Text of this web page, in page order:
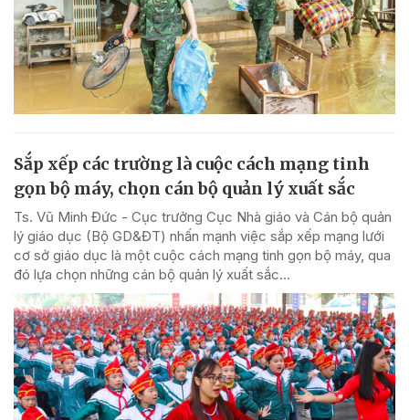
Sắp xếp các trường là cuộc cách mạng tinh
gọn bộ máy, chọn cán bộ quản lý xuất sắc
Ts. Vũ Minh Đức - Cục trưởng Cục Nhà giáo và Cán bộ quản
lý giáo dục (Bộ GD&ĐT) nhấn mạnh việc sắp xếp mạng lưới
cơ sở giáo dục là một cuộc cách mạng tinh gọn bộ máy, qua
đó lựa chọn những cán bộ quản lý xuất sắc...